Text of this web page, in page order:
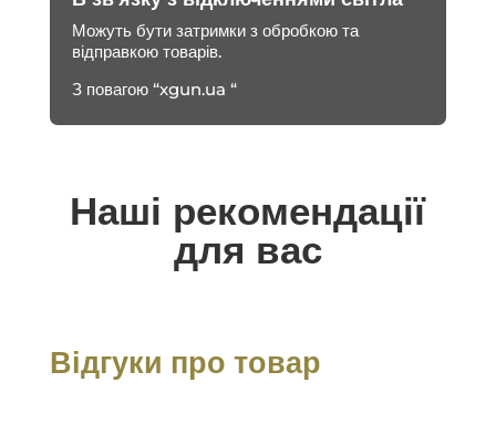
Можуть бути затримки з обробкою та
відправкою товарів.
З повагою “xgun.ua “
Наші рекомендації
для вас
Відгуки про товар